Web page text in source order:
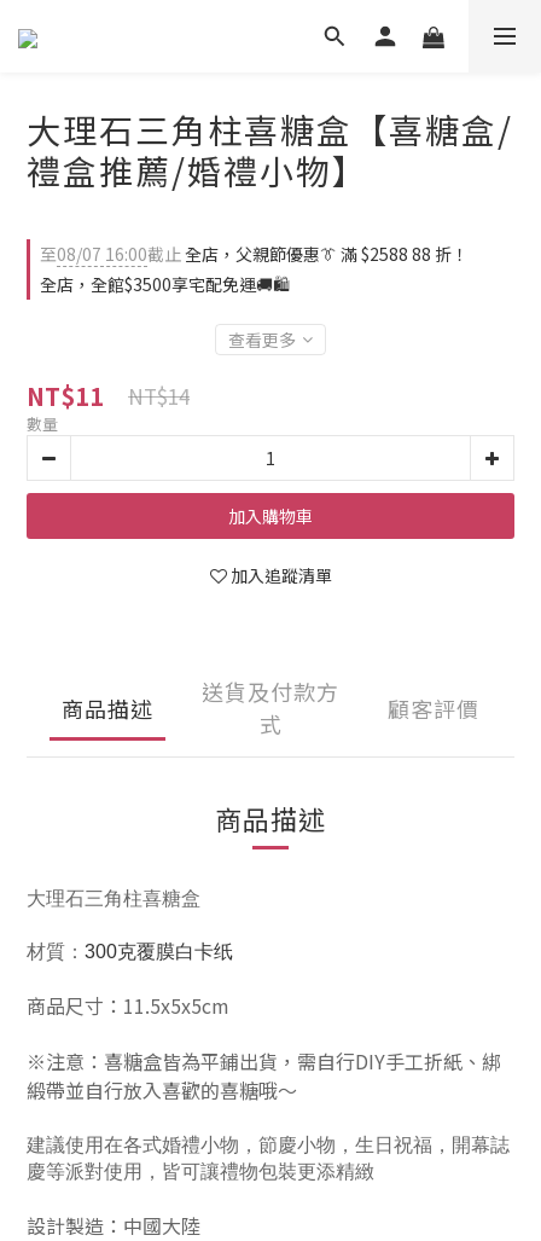
大理石三角柱喜糖盒【喜糖盒/
禮盒推薦/婚禮小物】
至08/07 16:00截止全店，父親節優惠👔 滿 $2588 88 折！
全店，全館$3500享宅配免運🚚🛍️
查看更多
NT$11 NT$14
數量
加入購物車
加入追蹤清單
商品描述
送貨及付款方
式
顧客評價
商品描述
大理石三角柱喜糖盒
材質： 300克覆膜白卡纸
商品尺寸：11.5x5x5cm
※注意：喜糖盒皆為平鋪出貨，需自行DIY手工折紙、綁
緞帶並自行放入喜歡的喜糖哦～
建議使用在各式婚禮小物，節慶小物，生日祝福，開幕誌
慶等派對使用，皆可讓禮物包裝更添精緻
設計製造：中國大陸